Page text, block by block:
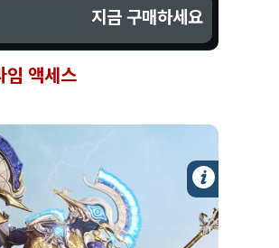
지금 구매하세요
$
19
.99
USD
임 액세스